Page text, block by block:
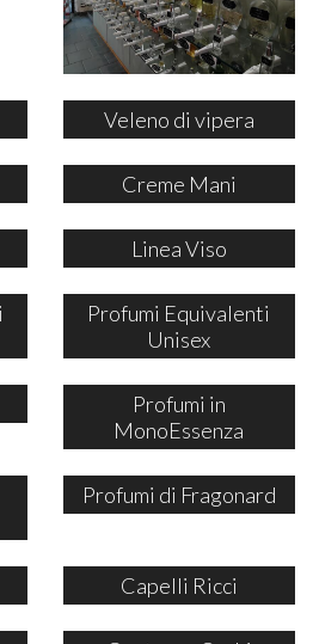
Veleno di vipera
Creme Mani
Linea Viso
Profumi Equivalenti
Unisex
Profumi in
MonoEssenza
Profumi di Fragonard
Capelli Ricci